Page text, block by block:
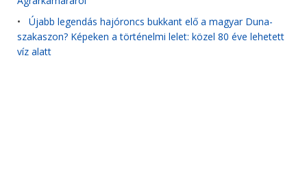
• Újabb legendás hajóroncs bukkant elő a magyar Duna-
szakaszon? Képeken a történelmi lelet: közel 80 éve lehetett
víz alatt